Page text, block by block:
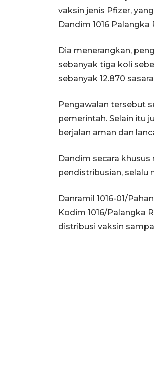
vaksin jenis Pfizer,
Dandim 1016
Dia menerangkan,
sebanyak tiga koli
sebanyak 12.870
Pengawalan tersebut
pemerintah. Selain itu
berjalan aman dan
Dandim secara
pendistribusian, selalu
Danramil 1016-01/
Kodim 1016/Palangka
distribusi vaksin